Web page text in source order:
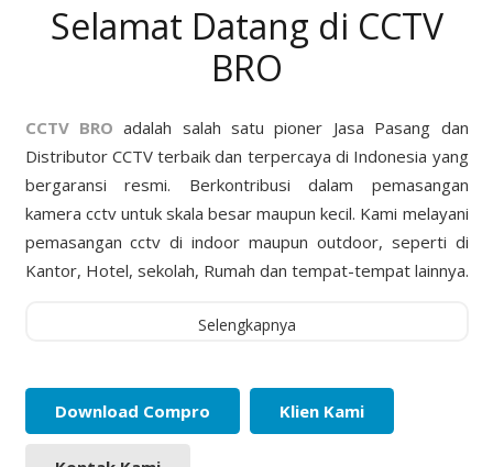
Selamat Datang di CCTV
BRO
CCTV BRO adalah salah satu pioner Jasa Pasang dan
Distributor CCTV terbaik dan terpercaya di Indonesia yang
bergaransi resmi. Berkontribusi dalam pemasangan
kamera cctv untuk skala besar maupun kecil. Kami melayani
pemasangan cctv di indoor maupun outdoor, seperti di
Kantor, Hotel, sekolah, Rumah dan tempat-tempat lainnya.
Selengkapnya
Download Compro Klien Kami